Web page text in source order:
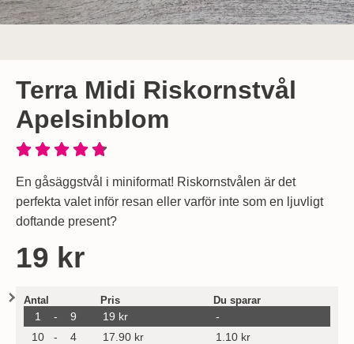
Terra Midi Riskornstvål
Apelsinblom
En gåsäggstvål i miniformat! Riskornstvålen är det
perfekta valet inför resan eller varför inte som en ljuvligt
doftande present?
Handla denna produkt Terra Midi Riskornstvål Apelsinblom
pris
19 kr
Mängdrabatt
Antal Pris Du sparar
1 - 9 19 kr
-
10
-
till 4 17.90 kr
1.10 kr